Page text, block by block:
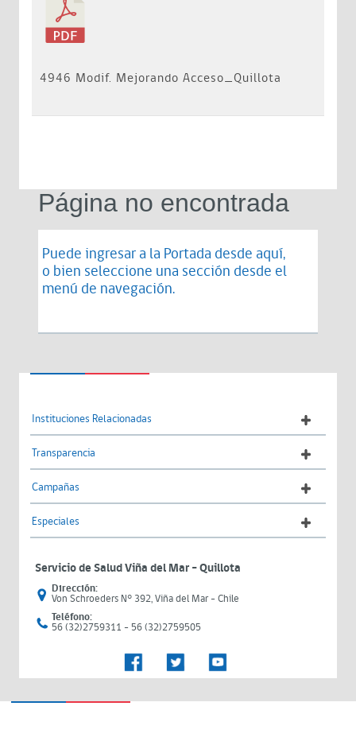
4946 Modif. Mejorando Acceso_Quillota
Página no encontrada
Puede ingresar a la Portada desde aquí,
o bien seleccione una sección desde el
menú de navegación.
Instituciones Relacionadas
Transparencia
Campañas
Especiales
Servicio de Salud Viña del Mar – Quillota
Dirección:
Von Schroeders N° 392, Viña del Mar - Chile
Teléfono:
56 (32)2759311 - 56 (32)2759505